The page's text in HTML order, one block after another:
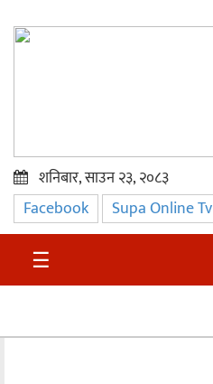
प्रमुख
समाचार
सुदुर
शनिबार, साउन २३, २०८३
Facebook Supa Online Tv
☰